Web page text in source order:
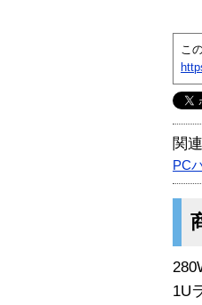
こ
関
PC
1U